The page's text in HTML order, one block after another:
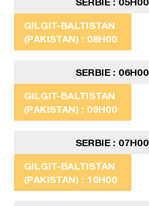
GILGIT-BALTISTAN
(PAKISTAN) : 08H00
SERBIE : 06H00
GILGIT-BALTISTAN
(PAKISTAN) : 09H00
SERBIE : 07H00
GILGIT-BALTISTAN
(PAKISTAN) : 10H00